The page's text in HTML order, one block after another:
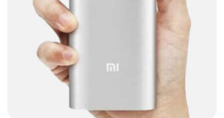
Brother (5)
Cable tipo C (40)
Cables (252)
Cables De Audio
Cables De Impresora (10)
Cables De Poder
Cables de Red